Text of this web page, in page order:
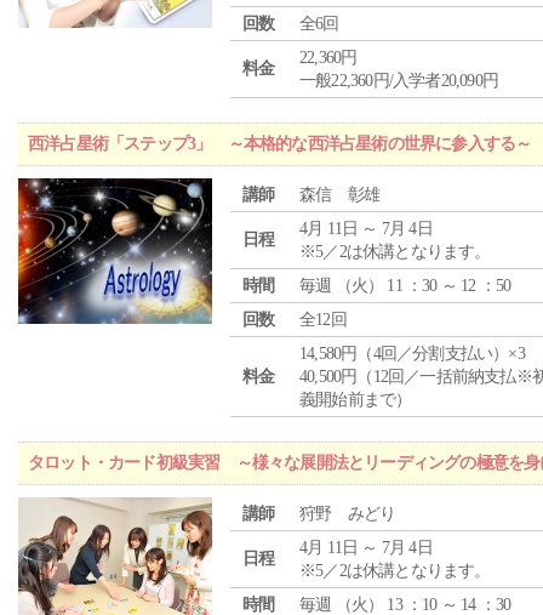
回数 全6回
料金
22,360円
一般22,360円/入学者20,090円
西洋占星術「ステップ3」 ～本格的な西洋占星術の世界に参入する～
講師 森信 彰雄
日程
4月 11日 ～ 7月 4日
※5／2は休講となります。
時間
毎週 （火 ） 11 ：30 ～ 12 ：50
回数
全12回
料金
14,580円（4回／分割支払い）×3
40,500円（12回／一括前納支払※
義開始前まで）
タロット・カード初級実習 ～様々な展開法とリーディングの極意を身
講師 狩野 みどり
日程
4月 11日 ～ 7月 4日
※5／2は休講となります。
時間
毎週 （火 ） 13 ：10 ～ 14 ：30